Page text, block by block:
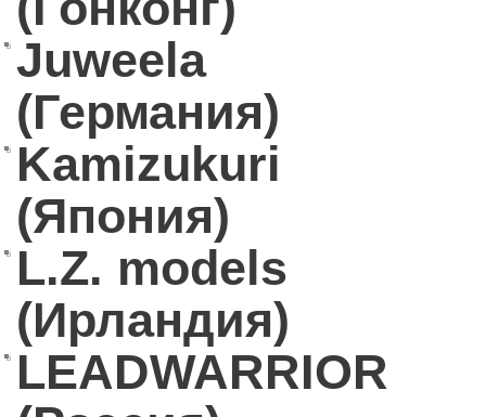
Juweela
(Германия)
Kamizukuri
(Япония)
L.Z. models
(Ирландия)
LEADWARRIOR